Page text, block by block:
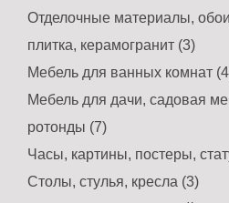
Отделочные материалы,
плитка, керамогранит (3)
Мебель для ванных комнат
Мебель для дачи, садовая
ротонды (7)
Часы, картины, постеры,
Столы, стулья, кресла (3)